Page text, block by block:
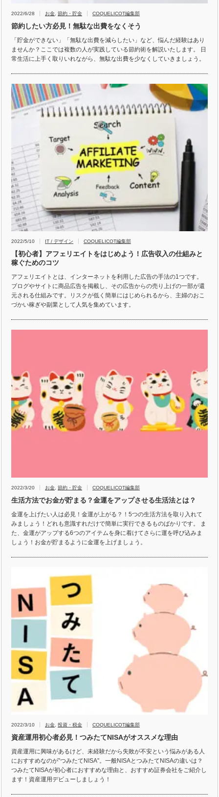
2022/6/28 お金 節約・貯金 COQUELICOT編集部
節約したい方必見！無駄な出費をなくそう
「貯金ができない」「無駄な出費を減らしたい」など、悩んだ経験はあり
ませんか？ここでは複数の人が実践している節約術を解説いたします。 日
常生活に上手く取りいれながら、無駄な出費を少なくしていきましょう。
2022/5/10 IT / デザイン COQUELICOT編集部
【初心者】アフェリエイトをはじめよう！広告収入の仕組みと
稼ぐためのコツ
アフェリエイトとは、インターネットを利用した広告の手法の1つです。
ブログやサイトに商品広告を掲載し、その広告からの売り上げの一部が還
元される仕組みです。リスクが低く簡単にはじめられるから、主婦のおこ
づかい稼ぎや副業として人気を集めています。
2022/3/20 お金 節約・貯金 COQUELICOT編集部
生活方法でお金が貯まる？金運をアップさせる生活法とは？
金運を上げたい人は必見！金運が上がる？！5つの生活方法を取り入れて
みましょう！どれも意識すれだけで簡単に実行できるものばかりです。 ま
た、金運がアップする6つのアイテムを身に着けてさらに運を呼び込みま
しょう！お金が貯まるように金運を上げましょう。
2022/3/10 お金 投資・税金 COQUELICOT編集部
資産運用初心者必見！つみたてNISAがオススメな理由
資産運用に興味があるけど、未経験だから失敗が不安という悩みがある人
におすすめなのが”つみたてNISA”。一般NISAとつみたてNISAの違いは？
つみたてNISAが初心者におすすめな理由と、おすすめ証券会社をご紹介し
ます！資産運用デビューしましょう！